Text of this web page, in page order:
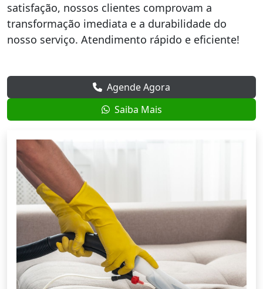
satisfação, nossos clientes comprovam a
transformação imediata e a durabilidade do
nosso serviço. Atendimento rápido e eficiente!
Agende Agora
Saiba Mais